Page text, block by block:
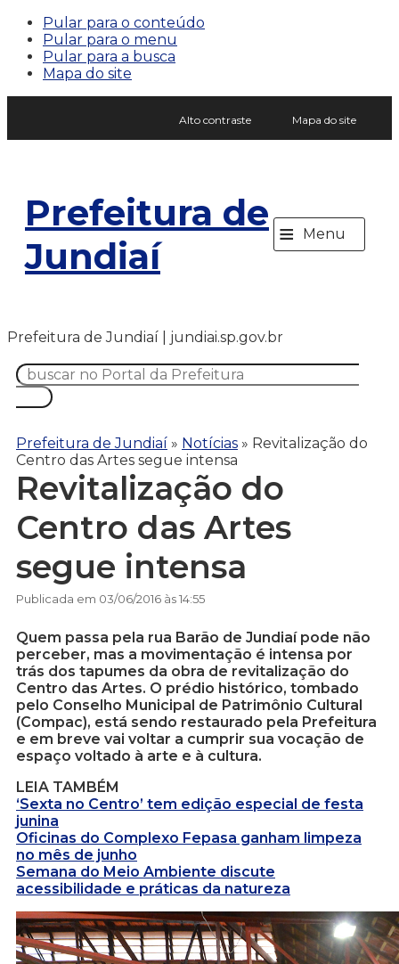
Pular para o conteúdo
Pular para o menu
Pular para a busca
Mapa do site
Alto contraste Mapa do site
Prefeitura de
Jundiaí
≡ Menu
Prefeitura de Jundiaí | jundiai.sp.gov.br
Prefeitura de Jundiaí » Notícias » Revitalização do
Centro das Artes segue intensa
Revitalização do
Centro das Artes
segue intensa
Publicada em 03/06/2016 às 14:55
Quem passa pela rua Barão de Jundiaí pode não
perceber, mas a movimentação é intensa por
trás dos tapumes da obra de revitalização do
Centro das Artes. O prédio histórico, tombado
pelo Conselho Municipal de Patrimônio Cultural
(Compac), está sendo restaurado pela Prefeitura
e em breve vai voltar a cumprir sua vocação de
espaço voltado à arte e à cultura.
LEIA TAMBÉM
‘Sexta no Centro’ tem edição especial de festa
junina
Oficinas do Complexo Fepasa ganham limpeza
no mês de junho
Semana do Meio Ambiente discute
acessibilidade e práticas da natureza